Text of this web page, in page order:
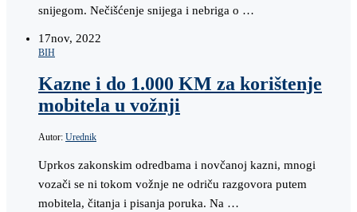
snijegom. Nečišćenje snijega i nebriga o …
17nov, 2022
BIH
Kazne i do 1.000 KM za korištenje
mobitela u vožnji
Autor: Urednik
Uprkos zakonskim odredbama i novčanoj kazni, mnogi
vozači se ni tokom vožnje ne odriču razgovora putem
mobitela, čitanja i pisanja poruka. Na …